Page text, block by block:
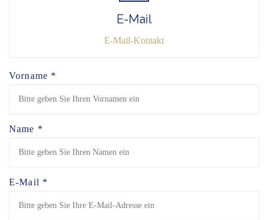
E-Mail
E-Mail-Kontakt
Vorname *
Name *
E-Mail *